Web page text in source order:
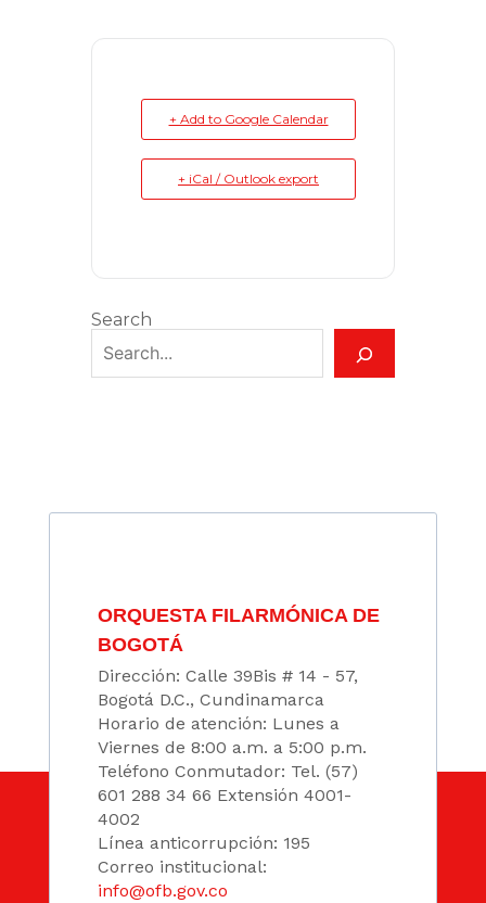
+ Add to Google Calendar
+ iCal / Outlook export
Search
ORQUESTA FILARMÓNICA DE
BOGOTÁ
Dirección: Calle 39Bis # 14 - 57,
Bogotá D.C., Cundinamarca
Horario de atención: Lunes a
Viernes de 8:00 a.m. a 5:00 p.m.
Teléfono Conmutador: Tel. (57)
601 288 34 66 Extensión 4001-
4002
Línea anticorrupción: 195
Correo institucional:
info@ofb.gov.co